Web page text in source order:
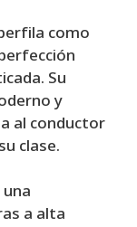
como
Su
y
al conductor
clase.
a alta